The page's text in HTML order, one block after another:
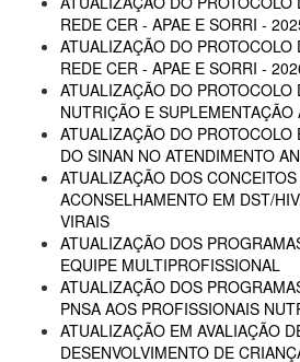
REDE CER - APAE E SORRI -
ATUALIZAÇÃO DO PROTOCOLO
REDE CER - APAE E SORRI -
ATUALIZAÇÃO DO
NUTRIÇÃO E
ATUALIZAÇÃO DO PROTOCOLO
DO SINAN NO ATENDIMENTO
ATUALIZAÇÃO DOS
ACONSELHAMENTO EM DST/
VIRAIS
ATUALIZAÇÃO DOS
EQUIPE MULTIPROFISSIONAL
ATUALIZAÇÃO DOS
PNSA AOS PROFISSIONAIS
ATUALIZAÇÃO EM AVALIAÇÃO
DESENVOLVIMENTO DE